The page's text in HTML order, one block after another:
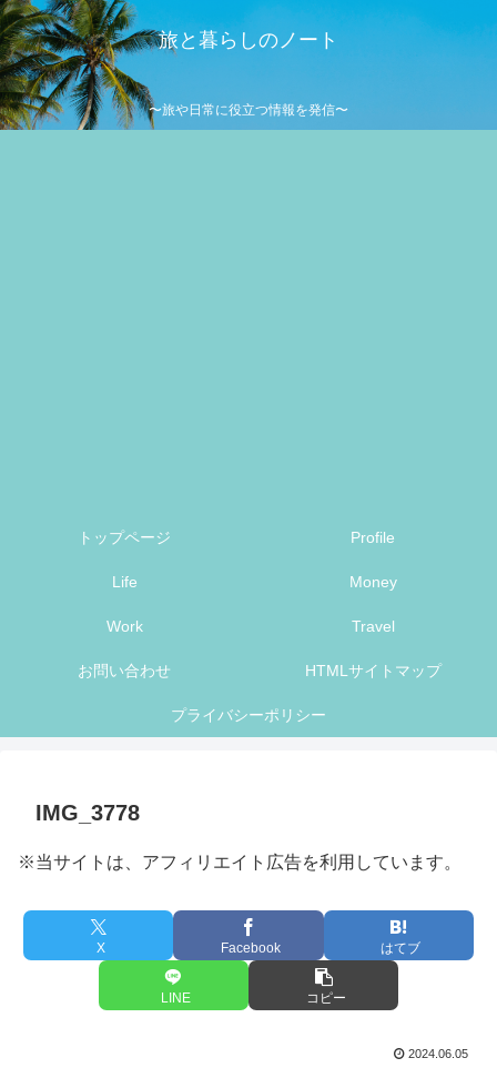
旅と暮らしのノート
〜旅や日常に役立つ情報を発信〜
トップページ Profile
Life Money
Work Travel
お問い合わせ HTMLサイトマップ
プライバシーポリシー
IMG_3778
※当サイトは、アフィリエイト広告を利用しています。
X Facebook はてブ
LINE コピー
2024.06.05